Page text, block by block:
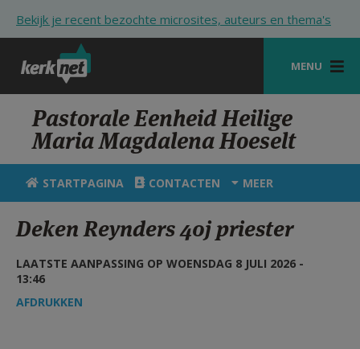
Bekijk je recent bezochte microsites, auteurs en thema's
MENU
STARTPAGINA
KERK
VIERINGEN
ZOEKEN
HULP
STARTPAGINA PORTAAL
Pastorale Eenheid Heilige
Maria Magdalena Hoeselt
STARTPAGINA CONTACTEN MEER
Deken Reynders 40j priester
LAATSTE AANPASSING OP WOENSDAG 8 JULI 2026 -
13:46
AFDRUKKEN